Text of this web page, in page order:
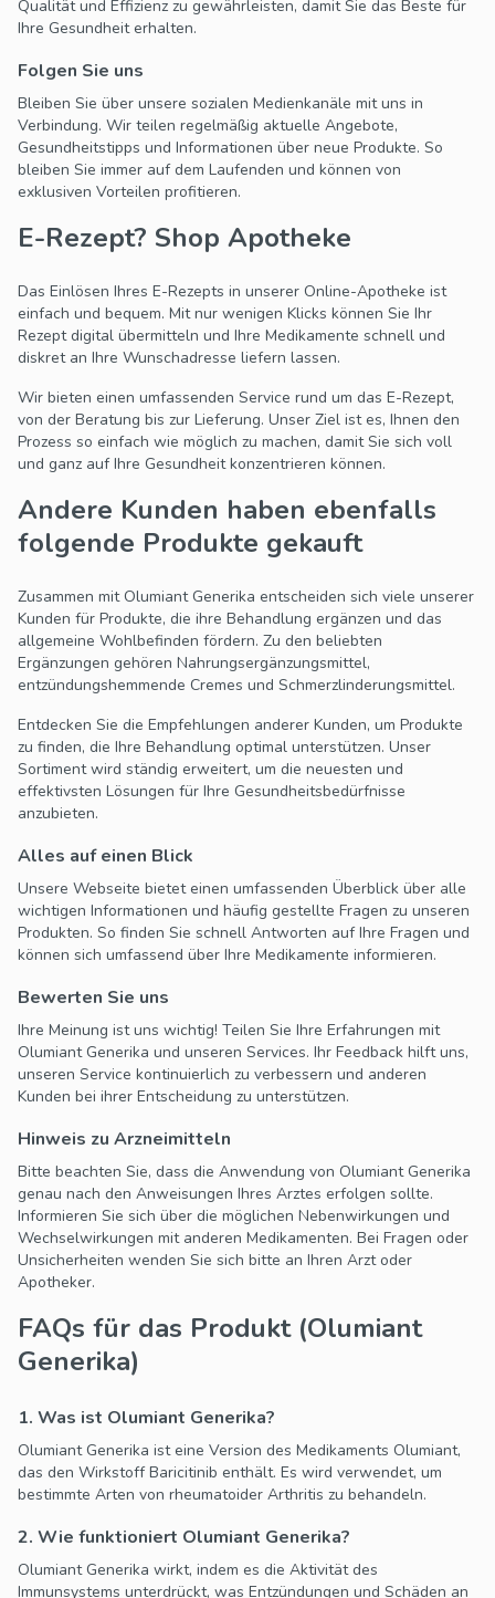
Qualität und Effizienz zu gewährleisten, damit Sie das Beste für
Ihre Gesundheit erhalten.
Folgen Sie uns
Bleiben Sie über unsere sozialen Medienkanäle mit uns in
Verbindung. Wir teilen regelmäßig aktuelle Angebote,
Gesundheitstipps und Informationen über neue Produkte. So
bleiben Sie immer auf dem Laufenden und können von
exklusiven Vorteilen profitieren.
E-Rezept? Shop Apotheke
Das Einlösen Ihres E-Rezepts in unserer Online-Apotheke ist
einfach und bequem. Mit nur wenigen Klicks können Sie Ihr
Rezept digital übermitteln und Ihre Medikamente schnell und
diskret an Ihre Wunschadresse liefern lassen.
Wir bieten einen umfassenden Service rund um das E-Rezept,
von der Beratung bis zur Lieferung. Unser Ziel ist es, Ihnen den
Prozess so einfach wie möglich zu machen, damit Sie sich voll
und ganz auf Ihre Gesundheit konzentrieren können.
Andere Kunden haben ebenfalls
folgende Produkte gekauft
Zusammen mit Olumiant Generika entscheiden sich viele unserer
Kunden für Produkte, die ihre Behandlung ergänzen und das
allgemeine Wohlbefinden fördern. Zu den beliebten
Ergänzungen gehören Nahrungsergänzungsmittel,
entzündungshemmende Cremes und Schmerzlinderungsmittel.
Entdecken Sie die Empfehlungen anderer Kunden, um Produkte
zu finden, die Ihre Behandlung optimal unterstützen. Unser
Sortiment wird ständig erweitert, um die neuesten und
effektivsten Lösungen für Ihre Gesundheitsbedürfnisse
anzubieten.
Alles auf einen Blick
Unsere Webseite bietet einen umfassenden Überblick über alle
wichtigen Informationen und häufig gestellte Fragen zu unseren
Produkten. So finden Sie schnell Antworten auf Ihre Fragen und
können sich umfassend über Ihre Medikamente informieren.
Bewerten Sie uns
Ihre Meinung ist uns wichtig! Teilen Sie Ihre Erfahrungen mit
Olumiant Generika und unseren Services. Ihr Feedback hilft uns,
unseren Service kontinuierlich zu verbessern und anderen
Kunden bei ihrer Entscheidung zu unterstützen.
Hinweis zu Arzneimitteln
Bitte beachten Sie, dass die Anwendung von Olumiant Generika
genau nach den Anweisungen Ihres Arztes erfolgen sollte.
Informieren Sie sich über die möglichen Nebenwirkungen und
Wechselwirkungen mit anderen Medikamenten. Bei Fragen oder
Unsicherheiten wenden Sie sich bitte an Ihren Arzt oder
Apotheker.
FAQs für das Produkt (Olumiant
Generika)
1. Was ist Olumiant Generika?
Olumiant Generika ist eine Version des Medikaments Olumiant,
das den Wirkstoff Baricitinib enthält. Es wird verwendet, um
bestimmte Arten von rheumatoider Arthritis zu behandeln.
2. Wie funktioniert Olumiant Generika?
Olumiant Generika wirkt, indem es die Aktivität des
Immunsystems unterdrückt, was Entzündungen und Schäden an